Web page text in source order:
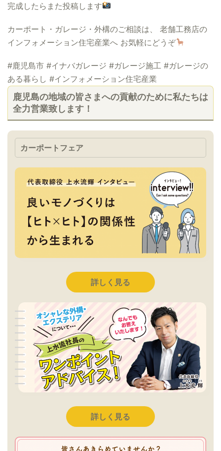
完成したらまた投稿します
カーポート・ガレージ・外構のご相談は、 老舗工務店の
インフォメーション住宅産業へ お気軽にどうぞ
#鹿児島市 #イナバガレージ #ガレージ施工 #ガレージの
ある暮らし #インフォメーション住宅産業
鹿児島の地域の皆さまへの貢献のために私たちは
全力営業致します！
カーポートフェア
詳しく見る
詳しく見る